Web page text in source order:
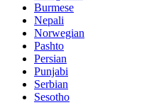
Burmese
Nepali
Norwegian
Pashto
Persian
Punjabi
Serbian
Sesotho